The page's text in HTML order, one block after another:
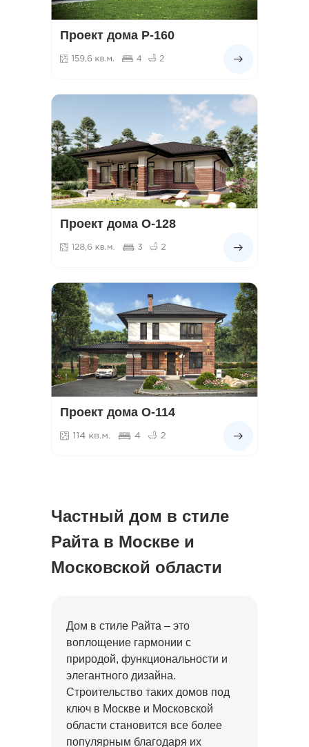
Проект дома О-114
Проект дома О-128
Проект дома Р-160
Частный дом в стиле
Райта в Москве и
Московской области
Дом в стиле Райта – это
воплощение гармонии с
природой, функциональности и
элегантного дизайна.
Строительство таких домов под
ключ в Москве и Московской
области становится все более
популярным благодаря их